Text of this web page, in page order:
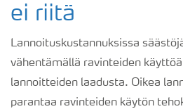
ei riitä
Lannoituskustannuksissa
vähentämällä ravinteiden
lannoitteiden laadusta. Oikea
parantaa ravinteiden käytön